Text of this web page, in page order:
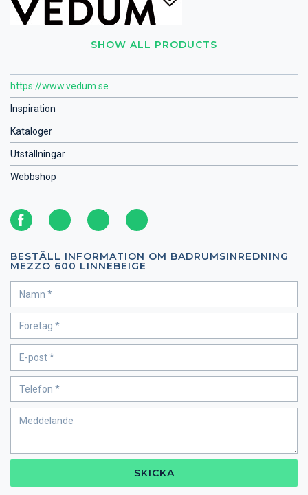
SHOW ALL PRODUCTS
https://www.vedum.se
Inspiration
Kataloger
Utställningar
Webbshop
BESTÄLL INFORMATION OM BADRUMSINREDNING
MEZZO 600 LINNEBEIGE
SKICKA